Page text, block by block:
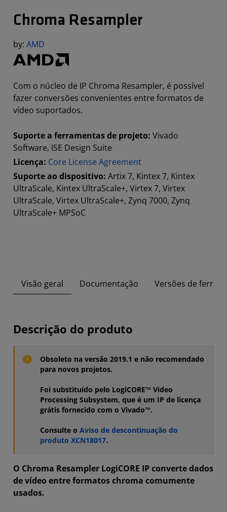
Chroma Resampler
by: AMD
Com o núcleo de IP Chroma Resampler, é possível
fazer conversões convenientes entre formatos de
vídeo suportados.
Suporte a ferramentas de projeto: Vivado
Software, ISE Design Suite
Licença: Core License Agreement
Suporte ao dispositivo: Artix 7, Kintex 7, Kintex
UltraScale, Kintex UltraScale+, Virtex 7, Virtex
UltraScale, Virtex UltraScale+, Zynq 7000, Zynq
UltraScale+ MPSoC
Visão geral Documentação Versões de
Descrição do produto
Obsoleto na versão 2019.1 e não recomendado
para novos projetos.
Foi substituído pelo LogiCORE™ Video
Processing Subsystem, que é um IP de licença
grátis fornecido com o Vivado™.
Consulte o Aviso de descontinuação do
produto XCN18017.
O Chroma Resampler LogiCORE IP converte dados
de vídeo entre formatos chroma comumente
usados.